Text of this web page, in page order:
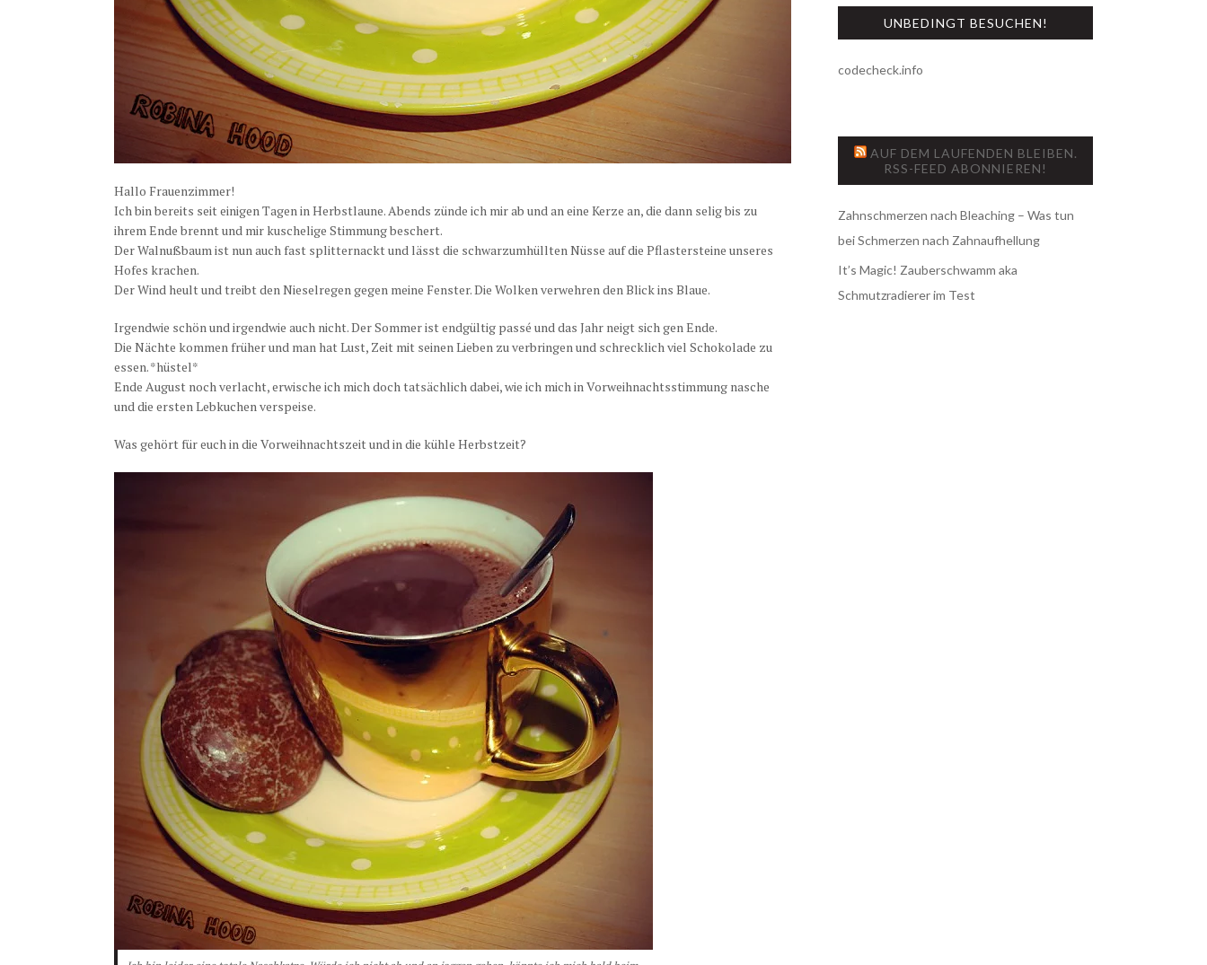
Hallo Frauenzimmer!
Ich bin bereits seit einigen Tagen in Herbstlaune. Abends zünde ich mir ab und an eine Kerze an, die dann selig bis zu
ihrem Ende brennt und mir kuschelige Stimmung beschert.
Der Walnußbaum ist nun auch fast splitternackt und lässt die schwarzumhüllten Nüsse auf die Pflastersteine unseres
Hofes krachen.
Der Wind heult und treibt den Nieselregen gegen meine Fenster. Die Wolken verwehren den Blick ins Blaue.
Irgendwie schön und irgendwie auch nicht. Der Sommer ist endgültig passé und das Jahr neigt sich gen Ende.
Die Nächte kommen früher und man hat Lust, Zeit mit seinen Lieben zu verbringen und schrecklich viel Schokolade zu
essen. *hüstel*
Ende August noch verlacht, erwische ich mich doch tatsächlich dabei, wie ich mich in Vorweihnachtsstimmung nasche
und die ersten Lebkuchen verspeise.
Was gehört für euch in die Vorweihnachtszeit und in die kühle Herbstzeit?
UNBEDINGT BESUCHEN!
codecheck.info
AUF DEM LAUFENDEN BLEIBEN.
RSS-FEED ABONNIEREN!
Zahnschmerzen nach Bleaching – Was tun
bei Schmerzen nach Zahnaufhellung
It’s Magic! Zauberschwamm aka
Schmutzradierer im Test